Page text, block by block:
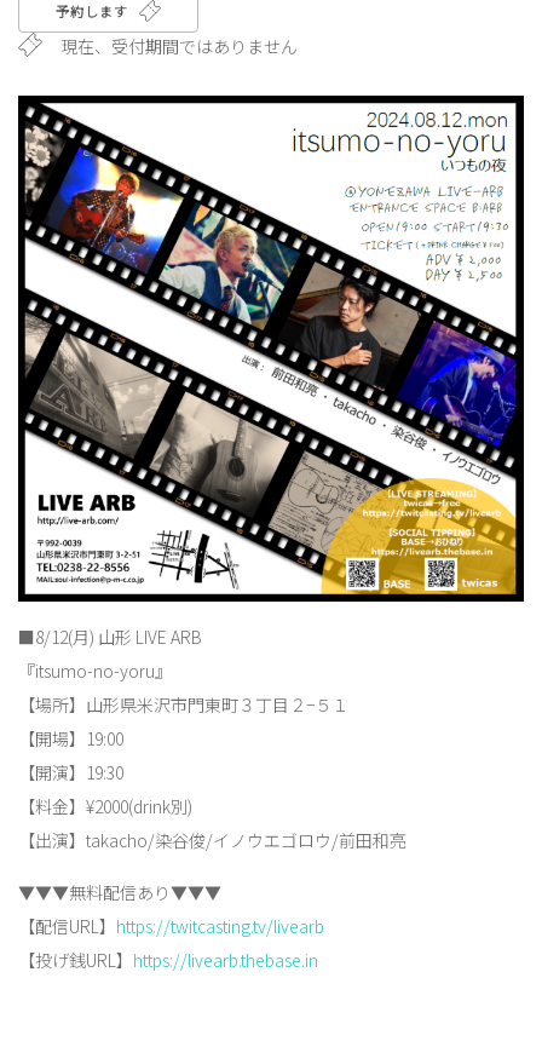
予約します
現在、受付期間ではありません
■8/12(月) 山形 LIVE ARB
『itsumo-no-yoru』
【場所】山形県米沢市門東町３丁目２−５１
【開場】19:00
【開演】19:30
【料金】¥2000(drink別)
【出演】takacho/染谷俊/イノウエゴロウ/前田和亮
▼▼▼無料配信あり▼▼▼
【配信URL】 https://twitcasting.tv/livearb
【投げ銭URL】 https://livearb.thebase.in